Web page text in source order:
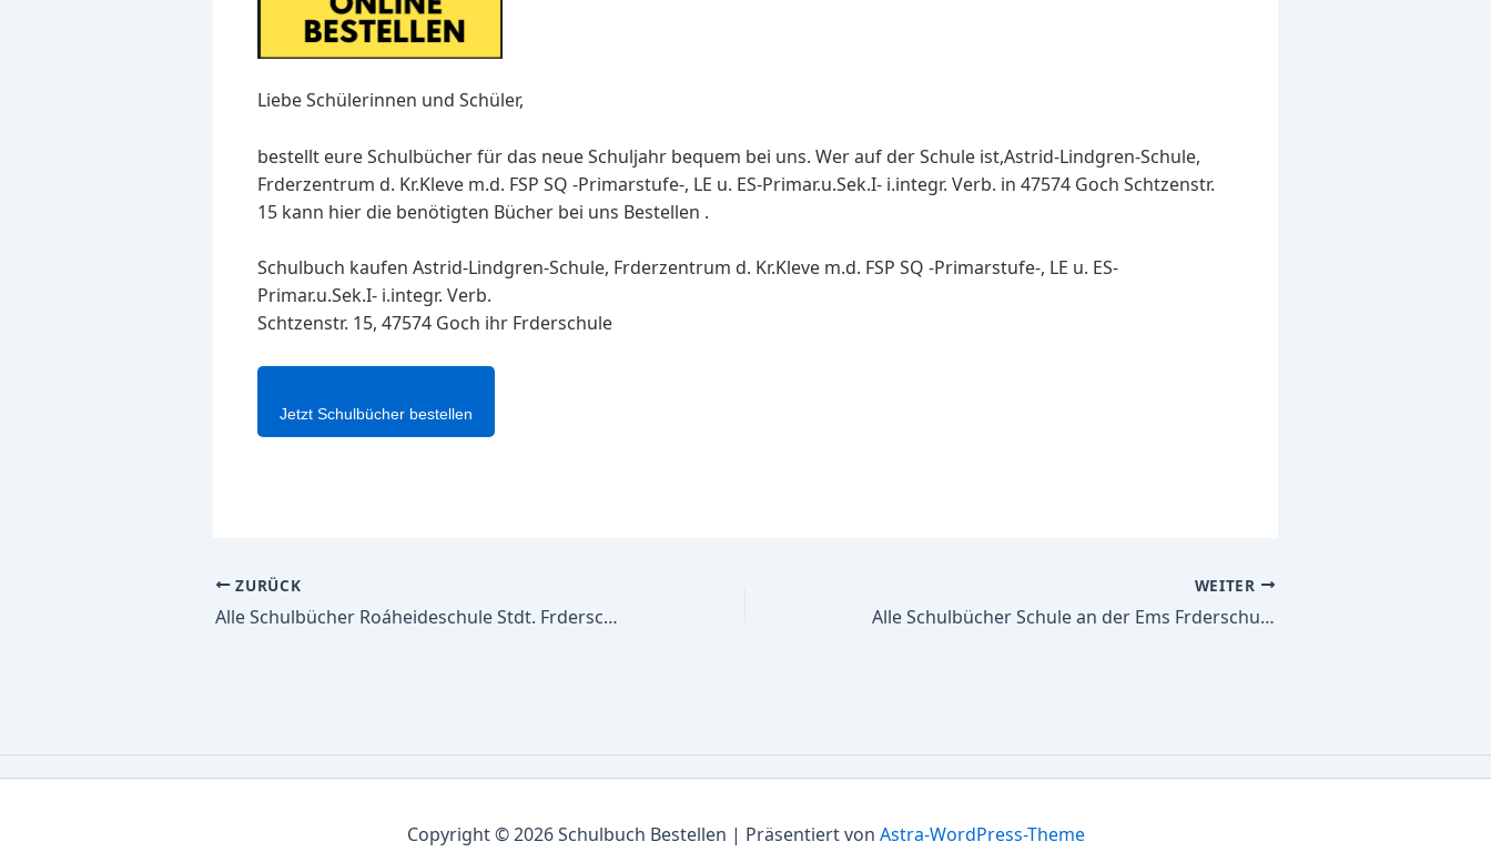
Liebe Schülerinnen und Schüler,
bestellt eure Schulbücher für das neue Schuljahr bequem bei uns. Wer auf der Schule ist,Astrid-Lindgren-Schule,
Frderzentrum d. Kr.Kleve m.d. FSP SQ -Primarstufe-, LE u. ES-Primar.u.Sek.I- i.integr. Verb. in 47574 Goch Schtzenstr.
15 kann hier die benötigten Bücher bei uns Bestellen .
Schulbuch kaufen Astrid-Lindgren-Schule, Frderzentrum d. Kr.Kleve m.d. FSP SQ -Primarstufe-, LE u. ES-
Primar.u.Sek.I- i.integr. Verb.
Schtzenstr. 15, 47574 Goch ihr Frderschule
Jetzt Schulbücher bestellen
ZURÜCK
Alle Schulbücher Roáheideschule Stdt. Frderschule, Frderschwerpunkte Lernen,Emotionale u. soziale Entwicklung
WEITER
Alle Schulbücher Schule an der Ems Frderschule d. Kreises Steinfurt m. d. FSP Emotionale u. soz. Entw. in d. Sek.I
Copyright © 2026 Schulbuch Bestellen | Präsentiert von Astra-WordPress-Theme